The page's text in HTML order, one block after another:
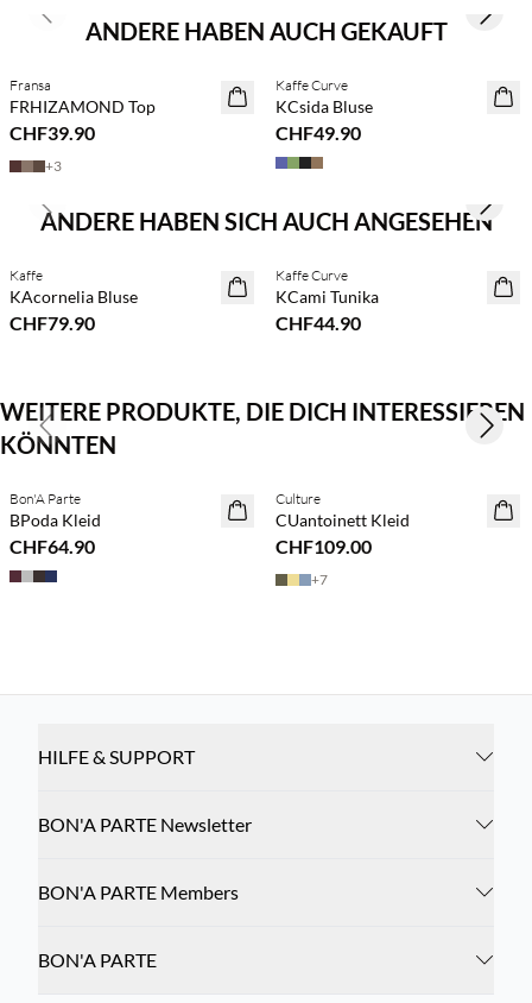
ANDERE HABEN AUCH GEKAUFT
NEUHEITEN
Fransa
FRHIZAMOND Top
CHF39.90
+3
NEUHEITEN
Kaffe Curve
KCsida Bluse
CHF49.90
Previous slide Next
ANDERE HABEN SICH AUCH ANGESEHEN
NEUHEITEN
Kaufe mind. 2 & spare 20 %
Kaffe
KAcornelia Bluse
CHF79.90
BASIC DEAL
Kaffe Curve
KCami Tunika
CHF44.90
Previous slide Next
WEITERE PRODUKTE, DIE DICH INTERESSIEREN
KÖNNTEN
NEUHEITEN
Bon'A Parte
BPoda Kleid
CHF64.90
NEUHEITEN
Culture
CUantoinett Kleid
CHF109.00
+7
Previous slide Next
HILFE & SUPPORT
BON'A PARTE Newsletter
BON'A PARTE Members
BON'A PARTE